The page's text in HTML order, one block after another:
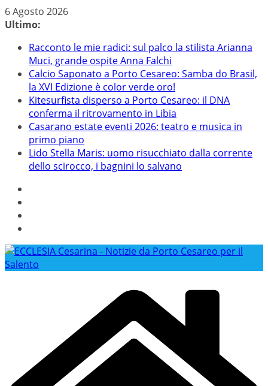
Salta
al
6 Agosto 2026
Ultimo:
Racconto le mie radici: sul palco la stilista Arianna
Muci, grande ospite Anna Falchi
Calcio Saponato a Porto Cesareo: Samba do Brasil,
la XVI Edizione è color verde oro!
Kitesurfista disperso a Porto Cesareo: il DNA
conferma il ritrovamento in Libia
Casarano estate eventi 2026: teatro e musica in
primo piano
Lido Stella Maris: uomo risucchiato dalla corrente
dello scirocco, i bagnini lo salvano